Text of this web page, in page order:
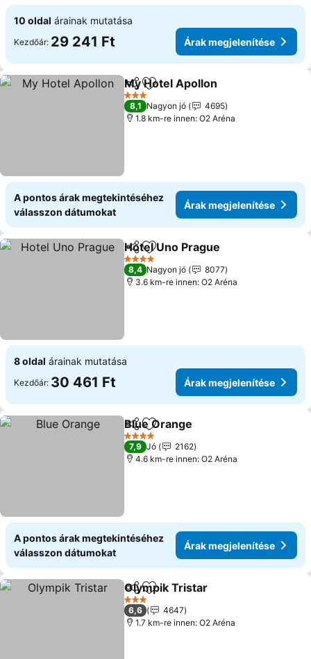
10 oldal árainak mutatása
Kezdőár: 29 241 Ft Árak megjelenítése
Megosztás
Hozzáadás a kedvencekhez
My Hotel Apollon
3 Kategória
8,1 Nagyon jó
4695
1.8 km-re innen: O2 Aréna
A pontos árak megtekintéséhez
válasszon dátumokat
Árak megjelenítése
Megosztás
Hozzáadás a kedvencekhez
Hotel Uno Prague
4 Kategória
8,4 Nagyon jó
8077
3.6 km-re innen: O2 Aréna
8 oldal árainak mutatása
Kezdőár: 30 461 Ft Árak megjelenítése
Megosztás
Hozzáadás a kedvencekhez
Blue Orange
4 Kategória
7,9 Jó
2162
4.6 km-re innen: O2 Aréna
A pontos árak megtekintéséhez
válasszon dátumokat
Árak megjelenítése
Megosztás
Hozzáadás a kedvencekhez
Olympik Tristar
3 Kategória
6,6
4647
1.7 km-re innen: O2 Aréna